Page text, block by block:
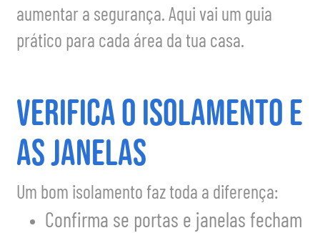
aumentar a segurança. Aqui vai um guia
prático para cada área da tua casa.
Verifica o isolamento e
as janelas
Um bom isolamento faz toda a diferença:
Confirma se portas e janelas fecham